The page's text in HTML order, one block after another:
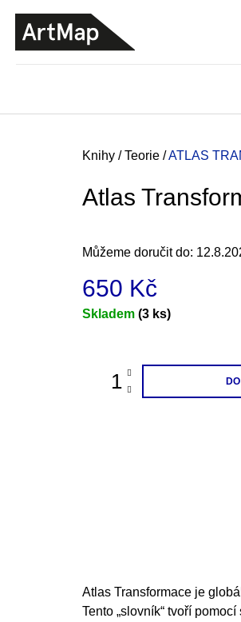
Domů
Knihy / Teorie /ATLAS
Atlas
Můžeme doručit do:
650 Kč
Měrná
Skladem (3 ks)
Atlas Transformace je
Tento „slovník“ tvoří
ZPĚT
DO
OBCHODU
ZPĚT
DO
OBCHODU